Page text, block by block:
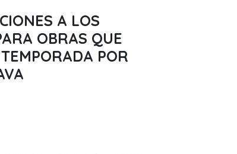
A LOS
OBRAS QUE
POR